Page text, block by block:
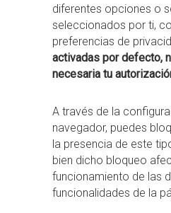
diferentes opciones o
seleccionados por ti,
preferencias de
activadas por defecto,
necesaria tu
A través de la
navegador, puedes
la presencia de este
bien dicho bloqueo
funcionamiento de las
funcionalidades de la